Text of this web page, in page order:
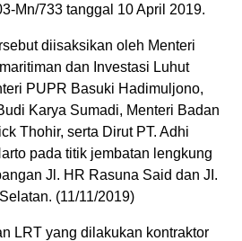
Mn/733 tanggal 10 April 2019.
diisaksikan oleh Menteri
dan Investasi Luhut
PUPR Basuki Hadimuljono,
Karya Sumadi, Menteri Badan
Thohir, serta Dirut PT. Adhi
pada titik jembatan lengkung
Jl. HR Rasuna Said dan JI.
(11/11/2019)
LRT yang dilakukan kontraktor